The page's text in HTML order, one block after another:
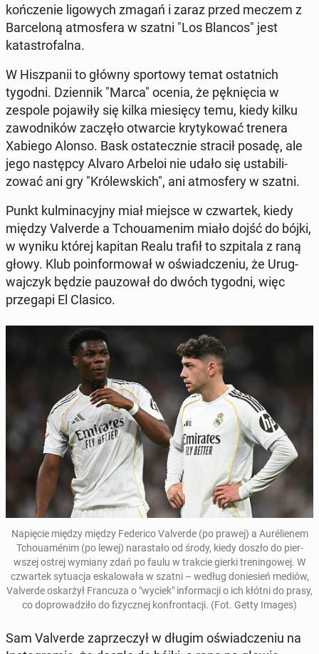
kończe­nie ligowych zmagań i zaraz przed meczem z
Barceloną at­mos­fera w szatni "Los Blancos" jest
katas­tro­fal­na.
W Hisz­panii to główny sportowy temat os­tat­nich
tygodni. Dzi­en­nik "Marca" ocenia, że pęknię­cia w
zespole po­jaw­iły się kilka miesię­cy temu, kiedy kilku
za­wod­ników zaczęło ot­war­cie kry­tykować trenera
Xabiego Alonso. Bask os­tate­cznie stracił posadę, ale
jego następ­cy Alvaro Arbeloi nie udało się usta­bi­li­
zować ani gry "Królews­kich", ani at­mos­fery w szatni.
Punkt kul­mi­na­cyjny miał miejsce w czwartek, kiedy
między Valverde a Tchoua­menim miało dojść do bójki,
w wyniku której kapitan Realu trafił to szpi­ta­la z raną
głowy. Klub poin­for­mował w oświad­cze­niu, że Urug­
wa­jczyk będzie pau­zował do dwóch tygodni, więc
prze­gapi El Clasico.
Napię­cie między między Fed­eri­co Valverde(po prawej) a Au­rélienem
Tchouamén­im (po lewej) naras­tało od środy, kiedy doszło do pier­
wszej ostrej wymiany zdań po faulu w trakcie gierki treningowej. W
czwartek sytu­ac­ja es­kalowała w szatni – według doniesień mediów,
Valverde os­karżył Fran­cuza o "wyciek" in­for­ma­cji o ich kłótni do prasy,
co do­prowadz­iło do fizy­cznej kon­frontacji. (Fot. Getty Images)
Sam Valverde za­przeczył w długim oświad­cze­niu na